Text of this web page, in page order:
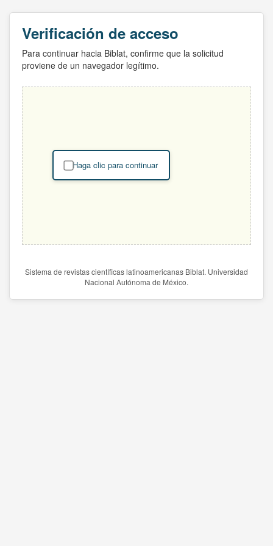
Verificación de acceso
Para continuar hacia Biblat, confirme que la solicitud
proviene de un navegador legítimo.
Haga clic para continuar
Sistema de revistas científicas latinoamericanas Biblat. Universidad
Nacional Autónoma de México.